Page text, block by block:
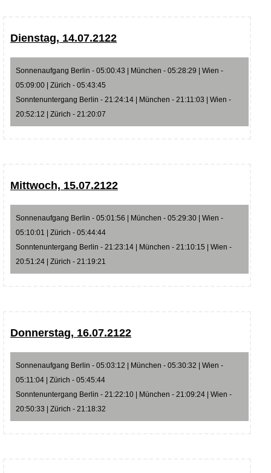
Dienstag, 14.07.2122
Sonnenaufgang Berlin - 05:00:43 | München - 05:28:29 | Wien -
05:09:00 | Zürich - 05:43:45
Sonntenuntergang Berlin - 21:24:14 | München - 21:11:03 | Wien -
20:52:12 | Zürich - 21:20:07
Mittwoch, 15.07.2122
Sonnenaufgang Berlin - 05:01:56 | München - 05:29:30 | Wien -
05:10:01 | Zürich - 05:44:44
Sonntenuntergang Berlin - 21:23:14 | München - 21:10:15 | Wien -
20:51:24 | Zürich - 21:19:21
Donnerstag, 16.07.2122
Sonnenaufgang Berlin - 05:03:12 | München - 05:30:32 | Wien -
05:11:04 | Zürich - 05:45:44
Sonntenuntergang Berlin - 21:22:10 | München - 21:09:24 | Wien -
20:50:33 | Zürich - 21:18:32